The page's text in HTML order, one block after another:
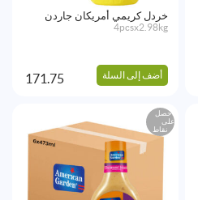
خردل كريمي أمريكان جاردن
4pcsx2.98kg
أضف إلى السلة 171.75
احصل
على
نقاط